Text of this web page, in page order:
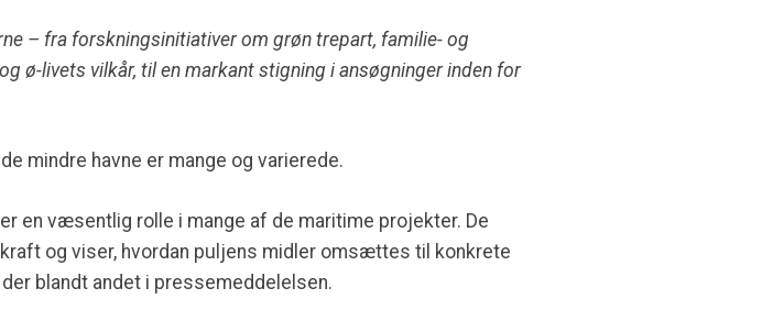
– fra forskningsinitiativer om grøn trepart, familie- og
ø-livets vilkår, til en markant stigning i ansøgninger inden for
mindre havne er mange og varierede.
en væsentlig rolle i mange af de maritime projekter. De
og viser, hvordan puljens midler omsættes til konkrete
blandt andet i pressemeddelelsen.